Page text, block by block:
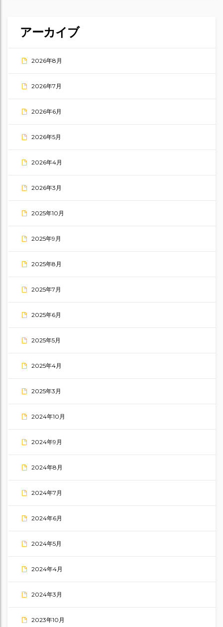
アーカイブ
2026年8月
2026年7月
2026年6月
2026年5月
2026年4月
2026年3月
2025年10月
2025年9月
2025年8月
2025年7月
2025年6月
2025年5月
2025年4月
2025年3月
2024年10月
2024年9月
2024年8月
2024年7月
2024年6月
2024年5月
2024年4月
2024年3月
2023年10月